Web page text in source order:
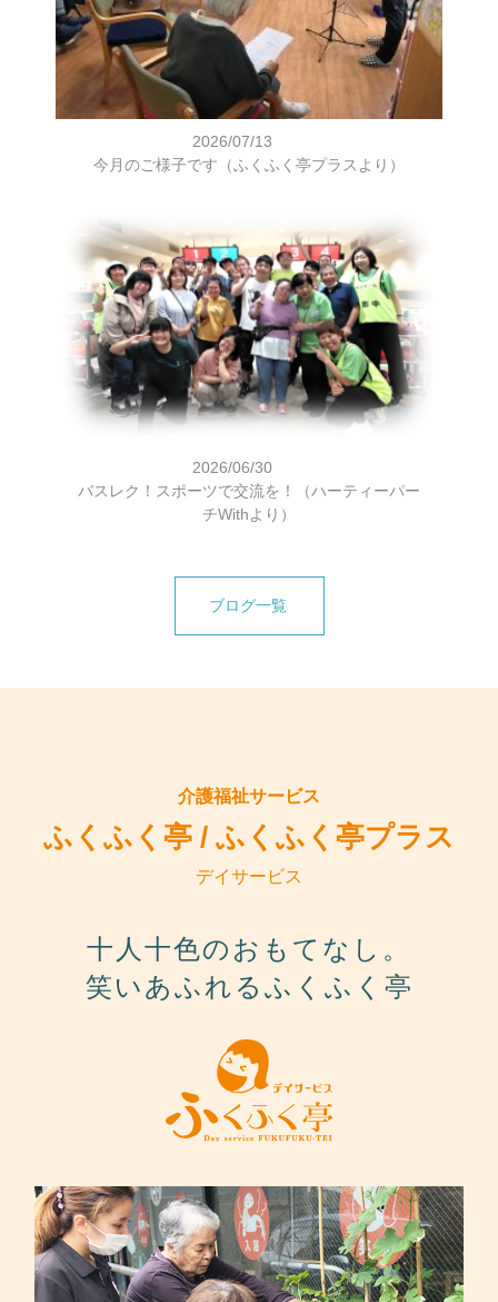
2026/07/13
今月のご様子です（ふくふく亭プラスより）
2026/06/30
バスレク！スポーツで交流を！（ハーティーパー
チWithより）
ブログ一覧
介護福祉サービス
ふくふく亭 / ふくふく亭プラス
デイサービス
十人十色のおもてなし。
笑いあふれるふくふく亭